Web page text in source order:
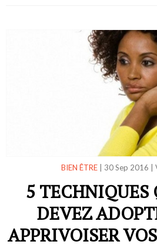
BIEN ÊTRE| 30 Sep 2016
5 TECHNIQUES
DEVEZ
APPRIVOISER